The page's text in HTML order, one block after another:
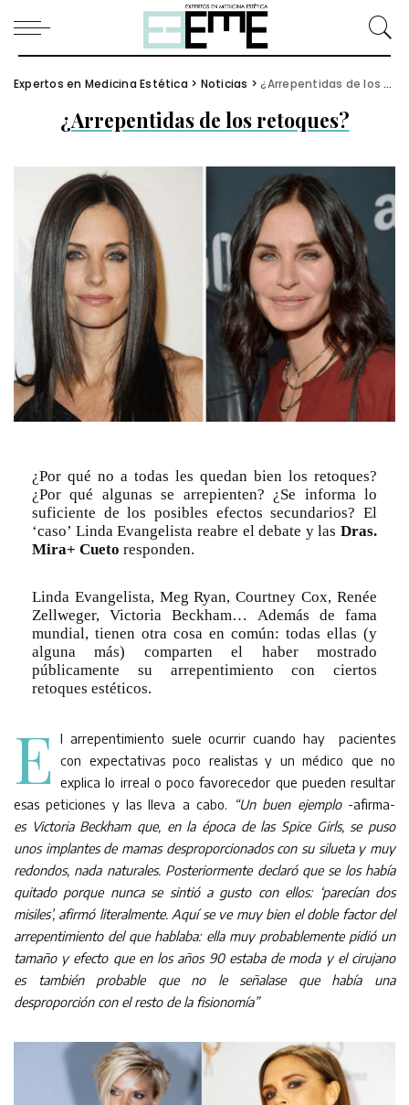
Expertos en Medicina Estética > Noticias >¿Arrepentidas de los retoques?
¿Arrepentidas de los retoques?
¿Por qué no a todas les quedan bien los retoques?
¿Por qué algunas se arrepienten? ¿Se informa lo
suficiente de los posibles efectos secundarios? El
‘caso’ Linda Evangelista reabre el debate y las Dras.
Mira+ Cueto responden.
Linda Evangelista, Meg Ryan, Courtney Cox, Renée
Zellweger, Victoria Beckham… Además de fama
mundial, tienen otra cosa en común: todas ellas (y
alguna más) comparten el haber mostrado
públicamente su arrepentimiento con ciertos
retoques estéticos.
E l arrepentimiento suele ocurrir cuando hay pacientes
con expectativas poco realistas y un médico que no
explica lo irreal o poco favorecedor que pueden resultar
esas peticiones y las lleva a cabo. “Un buen ejemplo-afirma-
es Victoria Beckham que, en la época de las Spice Girls, se puso
unos implantes de mamas desproporcionados con su silueta y muy
redondos, nada naturales. Posteriormente declaró que se los había
quitado porque nunca se sintió a gusto con ellos: ‘parecían dos
misiles’, afirmó literalmente. Aquí se ve muy bien el doble factor del
arrepentimiento del que hablaba: ella muy probablemente pidió un
tamaño y efecto que en los años 90 estaba de moda y el cirujano
es también probable que no le señalase que había una
desproporción con el resto de la fisionomía”